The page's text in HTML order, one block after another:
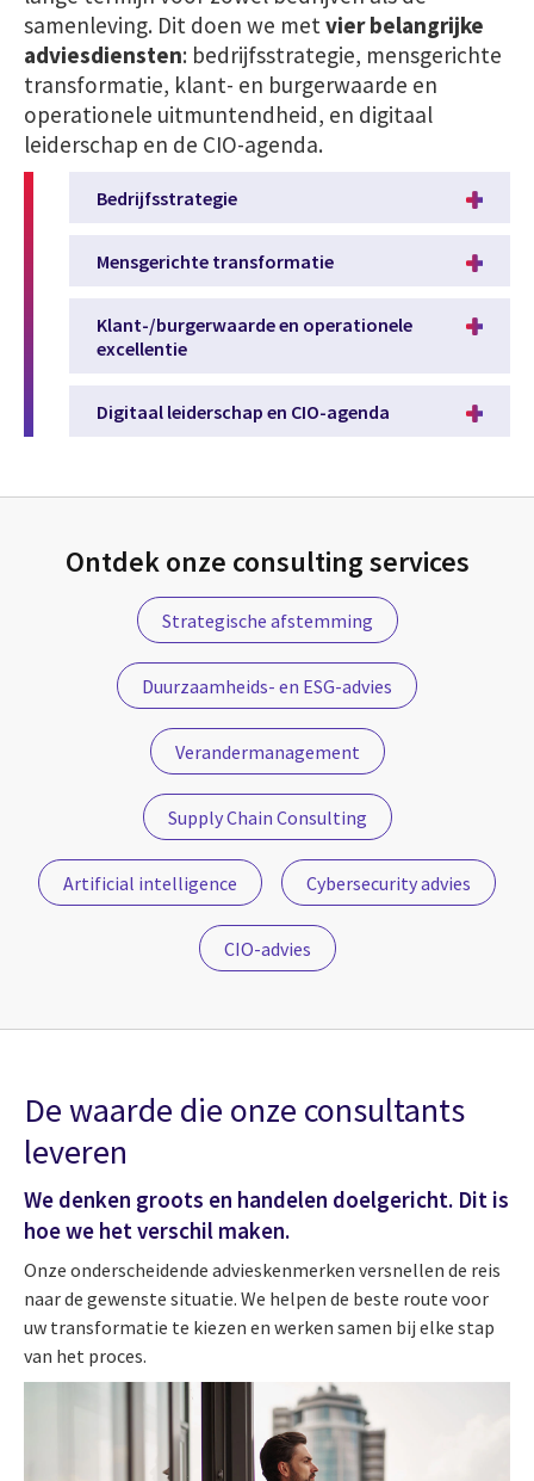
samenleving. Dit doen we metvier belangrijke
adviesdiensten: bedrijfsstrategie, mensgerichte
transformatie, klant- en burgerwaarde en
operationele uitmuntendheid, en digitaal
leiderschap en de CIO-agenda.
Bedrijfsstrategie
Mensgerichte transformatie
Klant-/burgerwaarde en operationele
excellentie
Digitaal leiderschap en CIO-agenda
Ontdek onze consulting services
Strategische afstemming
Duurzaamheids- en ESG-advies
Verandermanagement
Supply Chain Consulting
Artificial intelligence Cybersecurity advies
CIO-advies
De waarde die onze consultants
leveren
We denken groots en handelen doelgericht. Dit is
hoe we het verschil maken.
Onze onderscheidende advieskenmerken versnellen de reis
naar de gewenste situatie. We helpen de beste route voor
uw transformatie te kiezen en werken samen bij elke stap
van het proces.